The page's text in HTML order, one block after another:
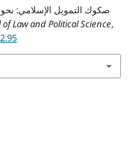
صكوك التمويل الإسلامي: نحو
Law and Political Science,